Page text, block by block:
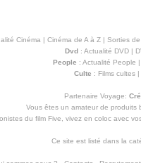
Cinéma | Cinéma de A à Z| Sorties
Dvd: Actualité DVD|
People : Actualité People |
Culte : Films cultes |
Partenaire Voyage:
Vous êtes un amateur de produits
du film Five, vivez en coloc avec
Ce site est listé dans la